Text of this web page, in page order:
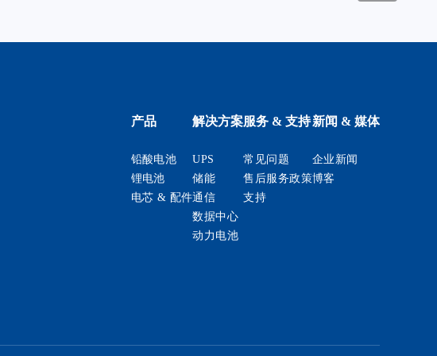
产品
铅酸电池
锂电池
电芯 & 配件
解决方案
UPS
储能
通信
数据中心
动力电池
服务 & 支持
常见问题
售后服务政策
支持
新闻 & 媒体
企业新闻
博客